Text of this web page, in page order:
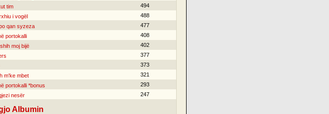
tim
494
i vogël
488
qan syzeza
477
portokalli
408
moj bijë
402
377
373
m'ke mbet
321
portokalli *bonus
293
nesër 247
Albumin